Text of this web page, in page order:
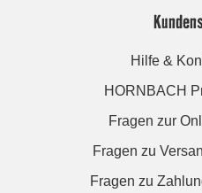
Hilfe &
HORNBACH
Fragen zur
Fragen zu
Fragen zu